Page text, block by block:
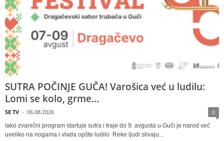
SUTRA POČINJE GUČA! Varošica već u ludilu:
Lomi se kolo, grme...
SE TV - 06.08.2026 0
Iako zvanični program startuje sutra i traje do 9. avgusta u Guči je narod već
uveliko na nogama i vlada opšte ludilo Reke ljudi slivaju...